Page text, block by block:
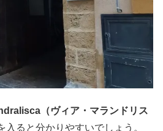
（ヴィア・マランドリス
入ると分かりやすいでしょう。